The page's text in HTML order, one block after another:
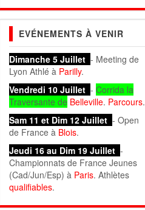
EVÉNEMENTS À VENIR
Dimanche 5 Juillet - Meeting de
Lyon Athlé à Parilly.
Vendredi 10 Juillet - Corrida la
Traversante de Belleville. Parcours.
Sam 11 et Dim 12 Juillet - Open
de France à Blois.
Jeudi 16 au Dim 19 Juillet -
Championnats de France Jeunes
(Cad/Jun/Esp) à Paris. Athlètes
qualifiables.